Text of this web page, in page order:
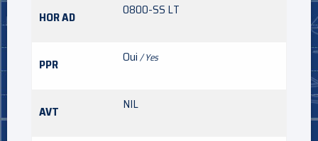
HOR AD 0800-SS LT
PPR Oui/ Yes
AVT NIL